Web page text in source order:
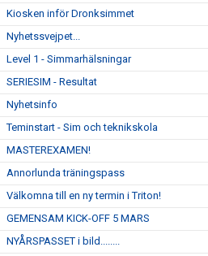
Kiosken inför Dronksimmet
Nyhetssvejpet...
Level 1 - Simmarhälsningar
SERIESIM - Resultat
Nyhetsinfo
Teminstart - Sim och teknikskola
MASTEREXAMEN!
Annorlunda träningspass
Välkomna till en ny termin i Triton!
GEMENSAM KICK-OFF 5 MARS
NYÅRSPASSET i bild........